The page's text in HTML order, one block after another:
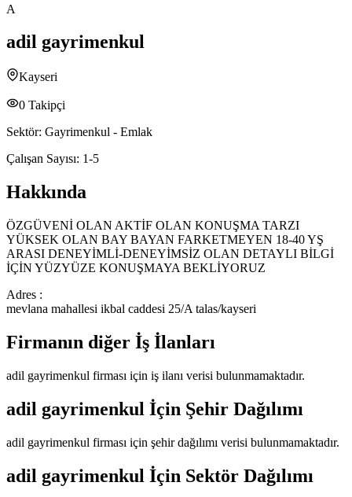
A
adil gayrimenkul
Kayseri
0 Takipçi
Sektör: Gayrimenkul - Emlak
Çalışan Sayısı: 1-5
Hakkında
ÖZGÜVENİ OLAN AKTİF OLAN KONUŞMA TARZI
YÜKSEK OLAN BAY BAYAN FARKETMEYEN 18-40 YŞ
ARASI DENEYİMLİ-DENEYİMSİZ OLAN DETAYLI BİLGİ
İÇİN YÜZYÜZE KONUŞMAYA BEKLİYORUZ
Adres :
mevlana mahallesi ikbal caddesi 25/A talas/kayseri
Firmanın diğer İş İlanları
adil gayrimenkul firması için iş ilanı verisi bulunmamaktadır.
adil gayrimenkul İçin Şehir Dağılımı
adil gayrimenkul firması için şehir dağılımı verisi bulunmamaktadır.
adil gayrimenkul İçin Sektör Dağılımı